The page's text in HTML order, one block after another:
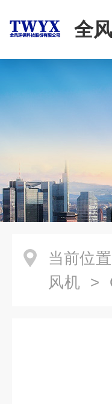
全
当前位置
风机 >